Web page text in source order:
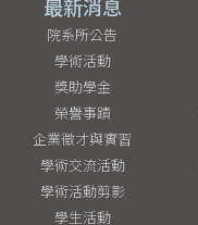
最新消息
院系所公告
學術活動
獎助學金
榮譽事蹟
企業徵才與實習
學術交流活動
學術活動剪影
學生活動